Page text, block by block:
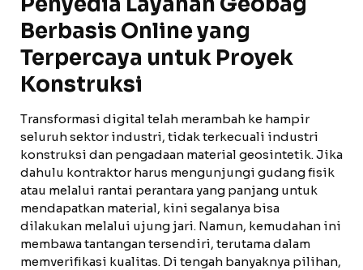
Berbasis Online yang
Terpercaya untuk Proyek
Konstruksi
Transformasi digital telah merambah ke hampir
seluruh sektor industri, tidak terkecuali industri
konstruksi dan pengadaan material geosintetik. Jika
dahulu kontraktor harus mengunjungi gudang fisik
atau melalui rantai perantara yang panjang untuk
mendapatkan material, kini segalanya bisa
dilakukan melalui ujung jari. Namun, kemudahan ini
membawa tantangan tersendiri, terutama dalam
memverifikasi kualitas. Di tengah banyaknya pilihan,